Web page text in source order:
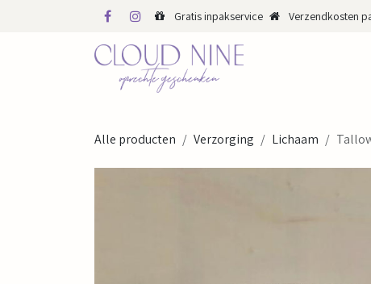
Overslaan naar inhoud Gratis inpakservice Verzendkosten
Alle producten Verzorging Lichaam